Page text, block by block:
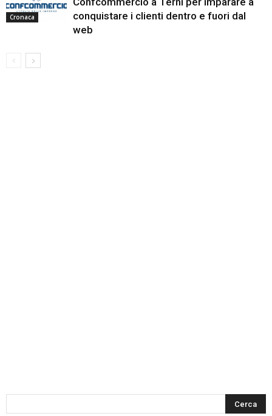
Cronaca
conquistare i clienti dentro e fuori dal
web